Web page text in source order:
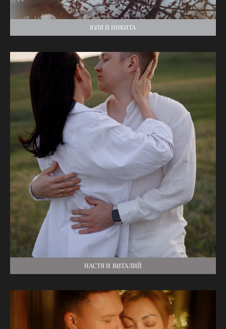
ЮЛЯ И НИКИТА
НАСТЯ И ВИТАЛИЙ